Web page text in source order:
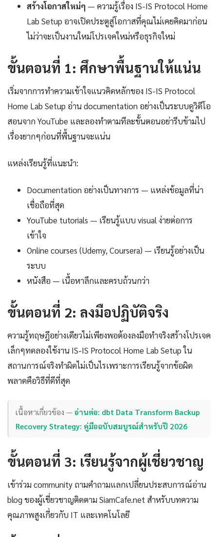
สร้างโอกาสใหม่ๆ — ความรู้เรื่อง IS-IS Protocol Home
Lab Setup อาจเปิดประตูสู่โอกาสที่คุณไม่เคยคิดมาก่อน
ไม่ว่าจะเป็นงานใหม่โปรเจคใหม่หรือธุรกิจใหม่
ขั้นตอนที่ 1: ศึกษาพื้นฐานให้แน่น
เริ่มจากการทำความเข้าใจแนวคิดหลักของ IS-IS Protocol
Home Lab Setup อ่าน documentation อย่างเป็นระบบดูวิดีโอ
สอนจาก YouTube และลองทำตามทีละขั้นตอนอย่ารีบข้ามไป
เรื่องยากๆก่อนที่พื้นฐานจะแน่น
แหล่งเรียนรู้ที่แนะนำ:
Documentation อย่างเป็นทางการ — แหล่งข้อมูลที่น่า
เชื่อถือที่สุด
YouTube tutorials — เรียนรู้แบบ visual ง่ายต่อการ
เข้าใจ
Online courses (Udemy, Coursera) — เรียนรู้อย่างเป็น
ระบบ
หนังสือ — เนื้อหาลึกและครบถ้วนกว่า
ขั้นตอนที่ 2: ลงมือปฏิบัติจริง
ความรู้ทฤษฎีอย่างเดียวไม่เพียงพอต้องลงมือทำจริงสร้างโปรเจค
เล็กๆทดลองใช้งาน IS-IS Protocol Home Lab Setup ใน
สถานการณ์จริงทำผิดไม่เป็นไรเพราะการเรียนรู้จากข้อผิด
พลาดคือวิธีที่ดีที่สุด
เนื้อหาเกี่ยวข้อง —อ่านต่อ: dbt Data Transform Backup
Recovery Strategy: คู่มือฉบับสมบูรณ์สำหรับปี 2026
ขั้นตอนที่ 3: เรียนรู้จากผู้เชี่ยวชาญ
เข้าร่วม community ถามคำถามแลกเปลี่ยนประสบการณ์อ่าน
blog ของผู้เชี่ยวชาญติดตาม SiamCafe.net สำหรับบทความ
คุณภาพสูงเกี่ยวกับ IT และเทคโนโลยี